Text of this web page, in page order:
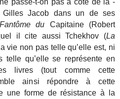
Gilles Jacob dans un de ses
du Capitaine (Robert
il cite aussi Tchekhov (La
vie non pas telle qu’elle est, ni
telle qu’elle se représente en
livres (tout comme cette
ainsi répondre à cette
une forme de résistance à la